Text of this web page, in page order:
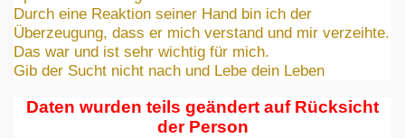
Durch eine Reaktion seiner Hand bin ich der
Überzeugung, dass er mich verstand und mir verzeihte.
Das war und ist sehr wichtig für mich.
Gib der Sucht nicht nach und Lebe dein Leben
Daten wurden teils geändert auf Rücksicht
der Person